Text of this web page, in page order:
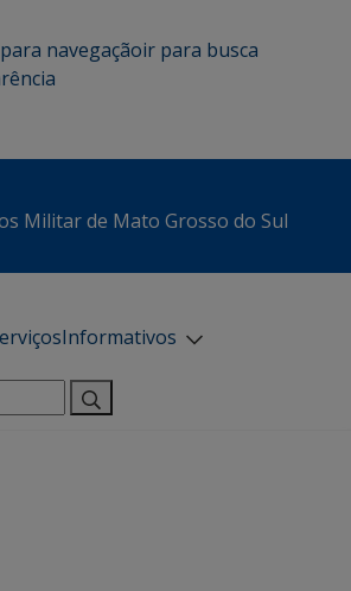
navegaçãoir para busca
Militar de Mato Grosso do Sul
Informativos